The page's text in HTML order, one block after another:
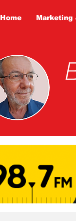
Home Marketing